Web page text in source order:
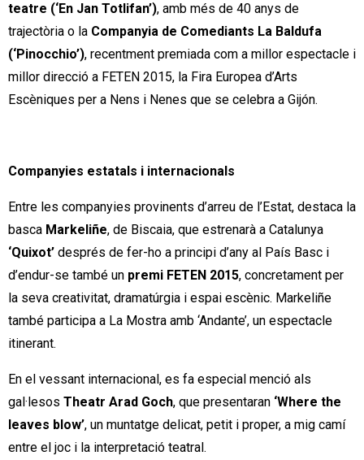
teatre (‘En Jan Totlifan’), amb més de 40 anys de
trajectòria o la Companyia de Comediants La Baldufa
(‘Pinocchio’), recentment premiada com a millor espectacle i
millor direcció a FETEN 2015, la Fira Europea d’Arts
Escèniques per a Nens i Nenes que se celebra a Gijón.
Companyies estatals i internacionals
Entre les companyies provinents d’arreu de l’Estat, destaca la
basca Markeliñe, de Biscaia, que estrenarà a Catalunya
‘Quixot’ després de fer-ho a principi d’any al País Basc i
d’endur-se també un premi FETEN 2015, concretament per
la seva creativitat, dramatúrgia i espai escènic. Markeliñe
també participa a La Mostra amb ‘Andante’, un espectacle
itinerant.
En el vessant internacional, es fa especial menció als
gal·lesos Theatr Arad Goch, que presentaran ‘Where the
leaves blow’, un muntatge delicat, petit i proper, a mig camí
entre el joc i la interpretació teatral.